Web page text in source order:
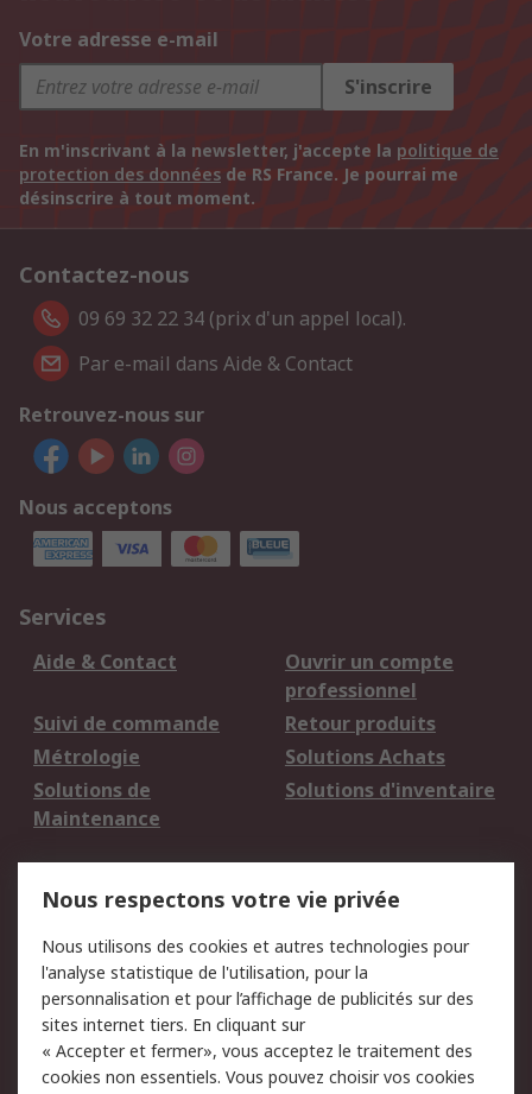
Votre adresse e-mail
S'inscrire
En m'inscrivant à la newsletter, j'accepte la politique de
protection des données de RS France. Je pourrai me
désinscrire à tout moment.
Contactez-nous
09 69 32 22 34 (prix d'un appel local).
Par e-mail dans Aide & Contact
Retrouvez-nous sur
Nous acceptons
Services
Aide & Contact
Ouvrir un compte
professionnel
Suivi de commande
Retour produits
Métrologie
Solutions Achats
Solutions de
Maintenance
Solutions d'inventaire
du site
Politique de protection
des données - Mise à
jour
Sécurité des E-mails
Conditions générales
Politique anti-
Nous respectons votre vie privée
Nous utilisons des cookies et autres technologies pour
l'analyse statistique de l'utilisation, pour la
personnalisation et pour l’affichage de publicités sur des
sites internet tiers. En cliquant sur
« Accepter et fermer», vous acceptez le traitement des
cookies non essentiels. Vous pouvez choisir vos cookies